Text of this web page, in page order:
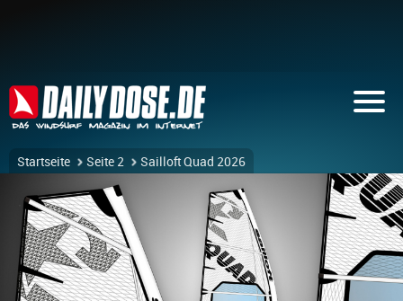
Startseite Seite 2 Sailloft Quad 2026